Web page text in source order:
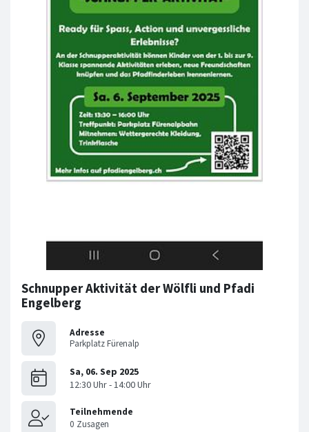
Schnupper Aktivität der Wölfli und Pfadi
Engelberg
Adresse
Parkplatz Fürenalp